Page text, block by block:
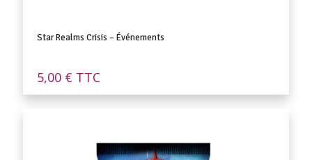
Star Realms Crisis – Événements
5,00 € TTC